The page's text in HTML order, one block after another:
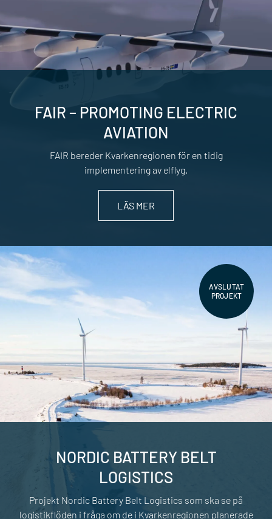
FAIR – PROMOTING ELECTRIC
AVIATION
FAIR bereder Kvarkenregionen för en tidig
implementering av elflyg.
LÄS MER
AVSLUTAT
PROJEKT
NORDIC BATTERY BELT
LOGISTICS
Projekt Nordic Battery Belt Logistics som ska se på
logistikflöden i fråga om de i Kvarkenregionen planerade